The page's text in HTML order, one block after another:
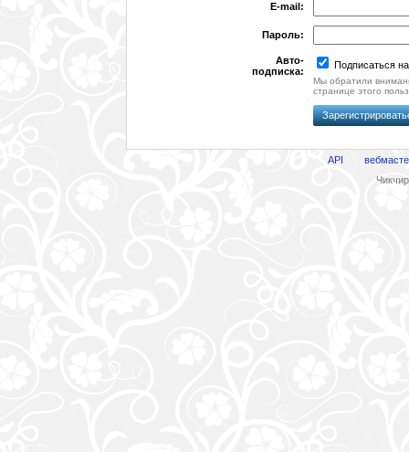
E-mail:
Пароль:
Авто-
подписка:
Подписаться
Мы обратили
странице этого
API